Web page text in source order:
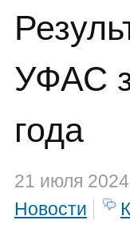
УФАС
года
21 июля
Новости